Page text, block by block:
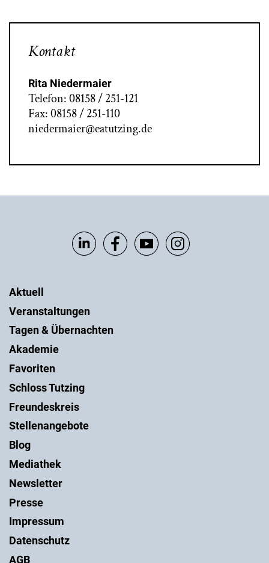
Kontakt
Rita Niedermaier
Telefon: 08158 / 251-121
Fax: 08158 / 251-110
niedermaier@eatutzing.de
Aktuell
Veranstaltungen
Tagen & Übernachten
Akademie
Favoriten
Schloss Tutzing
Freundeskreis
Stellenangebote
Blog
Mediathek
Newsletter
Presse
Impressum
Datenschutz
AGB